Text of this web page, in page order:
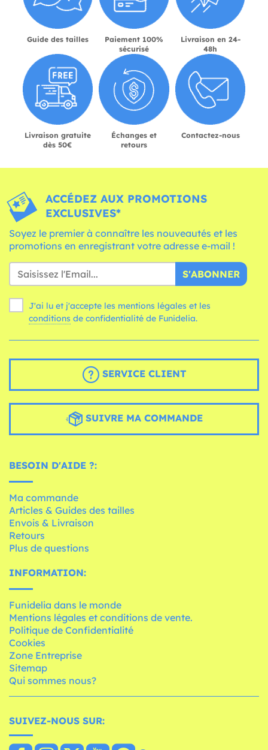
Guide des tailles
Paiement 100%
sécurisé
Livraison en 24-
48h
Livraison gratuite
dès 50€
Échanges et
retours
Contactez-nous
ACCÉDEZ AUX PROMOTIONS
EXCLUSIVES*
Soyez le premier à connaître les nouveautés et les
promotions en enregistrant votre adresse e-mail !
S'ABONNER
J'ai lu et j'accepte les mentions légales et les
conditions de confidentialité de Funidelia.
SERVICE CLIENT
SUIVRE MA COMMANDE
BESOIN D'AIDE ?:
Ma commande
Articles & Guides des tailles
Envois & Livraison
Retours
Plus de questions
INFORMATION:
Funidelia dans le monde
Mentions légales et conditions de vente.
Politique de Confidentialité
Cookies
Zone Entreprise
Sitemap
Qui sommes nous?
SUIVEZ-NOUS SUR: